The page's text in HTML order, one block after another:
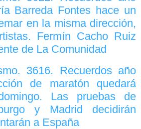
Barreda Fontes hace un
en la misma dirección,
Fermín Cacho Ruiz
de La Comunidad
3616. Recuerdos año
de maratón quedará
Las pruebas de
y Madrid decidirán
a España